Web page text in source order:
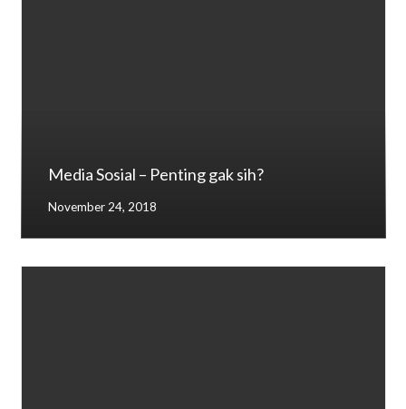
Media Sosial – Penting gak sih?
November 24, 2018